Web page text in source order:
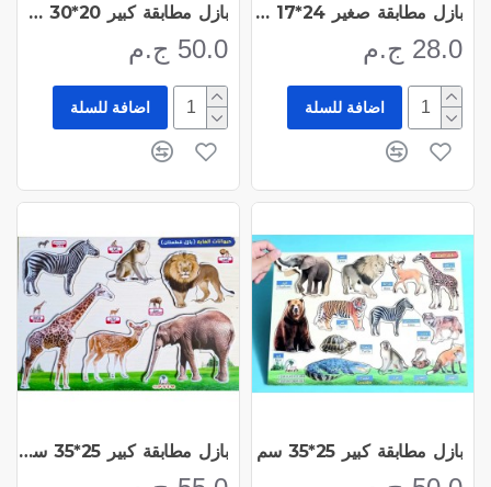
بازل مطابقة صغير 24*17 سم دار عمار
28.0 ج.م
اضافة للسلة
بازل مطابقة كبير 20*30 سم مع صورة للتطابق
50.0 ج.م
اضافة للسلة
بازل مطابقة كبير 25*35 سم بازل مطابقة كبير 25*35 سم - قطعتان